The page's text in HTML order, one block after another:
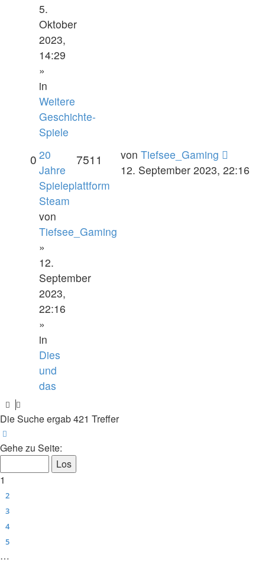
5.
Oktober
2023,
14:29
»
in
Weitere
Geschichte-
Spiele
20
Jahre
Spieleplattform
Steam
von
Tiefsee_Gaming
»
12.
September
2023,
22:16
»
in
Dies
und
das
0 7511 von Tiefsee_Gaming
12. September 2023, 22:16
Die Suche ergab 421 Treffer
Gehe zu Seite:
1
2
3
4
5
…